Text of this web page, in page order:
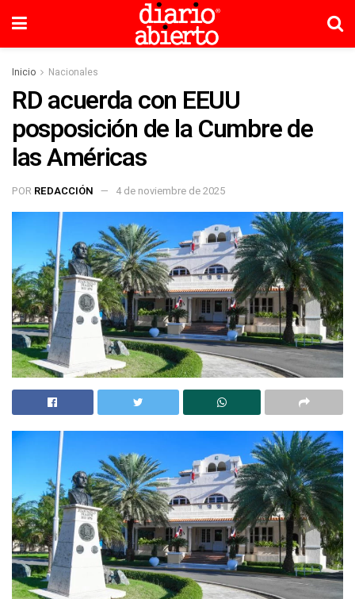
Inicio Nacionales
RD acuerda con EEUU
posposición de la Cumbre de
las Américas
POR REDACCIÓN 4 de noviembre de 2025